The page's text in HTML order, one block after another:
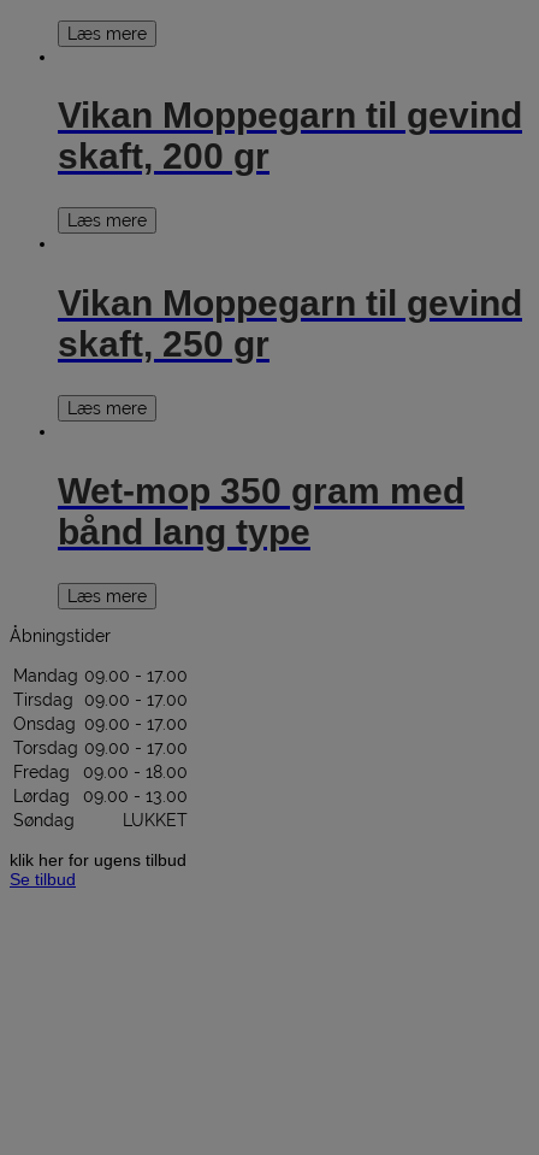
Læs mere
Vikan Moppegarn til gevind
skaft, 200 gr
Læs mere
Vikan Moppegarn til gevind
skaft, 250 gr
Læs mere
Wet-mop 350 gram med
bånd lang type
Læs mere
Åbningstider
Mandag 09.00 - 17.00
Tirsdag
09.00 - 17.00
Onsdag 09.00 - 17.00
Torsdag 09.00 - 17.00
Fredag
09.00 - 18.00
Lørdag
09.00 - 13.00
Søndag
LUKKET
klik her for ugens tilbud
Se tilbud